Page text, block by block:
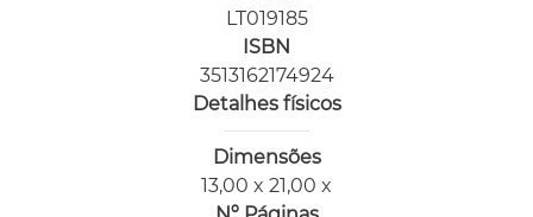
LT019185
ISBN
3513162174924
Detalhes físicos
Dimensões
13,00 x 21,00 x